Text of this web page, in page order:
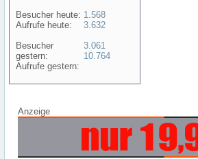
Besucher heute:
Aufrufe heute:
Besucher
gestern:
Aufrufe gestern:
1.568
3.632
3.061
10.764
Anzeige